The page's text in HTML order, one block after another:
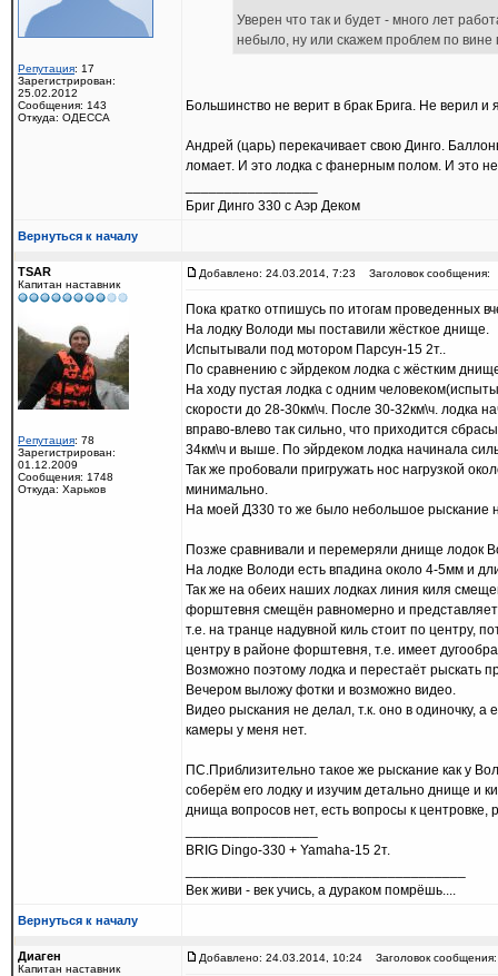
Репутация: 17
Зарегистрирован:
25.02.2012
Сообщения: 143
Откуда: ОДЕССА
Уверен что так и будет - много лет
небыло, ну или скажем проблем по вине
Большинство не верит в брак Брига. Не верил
Андрей (царь) перекачивает свою Динго.
ломает. И это лодка с фанерным полом. И это
Бриг Динго 330 с Аэр Деком
Вернуться к началу
TSAR
Капитан наставник
Репутация: 78
Зарегистрирован:
01.12.2009
Сообщения: 1748
Откуда: Харьков
Добавлено: 24.03.2014, 7:23 Заголовок сообщения:
Пока кратко отпишусь по итогам проведенных
На лодку Володи мы поставили жёсткое днище.
Испытывали под мотором Парсун-15 2т..
По сравнению с эйрдеком лодка с жёстким
На ходу пустая лодка с одним
скорости до 28-30км\ч. После 30-32км\ч. лодка
вправо-влево так сильно, что приходится
34км\ч и выше. По эйрдеком лодка начинала
Так же пробовали пригружать нос нагрузкой
минимально.
На моей Д330 то же было небольшое рыскание
Позже сравнивали и перемеряли днище лодок
На лодке Володи есть впадина около 4-5мм и
Так же на обеих наших лодках линия киля
форштевня смещён равномерно и
т.е. на транце надувной киль стоит по центру,
центру в районе форштевня, т.е. имеет
Возможно поэтому лодка и перестаёт рыскать
Вечером выложу фотки и возможно видео.
Видео рыскания не делал, т.к. оно в одиночку,
камеры у меня нет.
ПС.Приблизительно такое же рыскание как у
соберём его лодку и изучим детально днище и
днища вопросов нет, есть вопросы к
BRIG Dingo-330 + Yamaha-15 2т.
Век живи - век учись, а дураком помрёшь....
Вернуться к началу
Диаген
Капитан наставник
Добавлено: 24.03.2014, 10:24 Заголовок сообщения: